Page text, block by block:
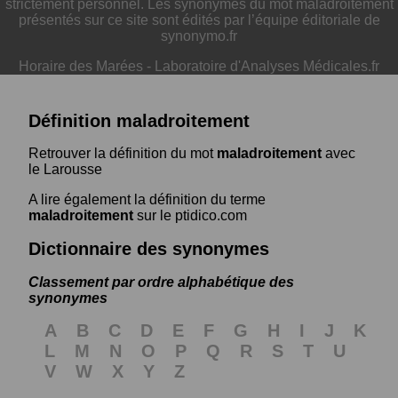
strictement personnel. Les synonymes du mot maladroitement
présentés sur ce site sont édités par l’équipe éditoriale de
synonymo.fr
Horaire des Marées - Laboratoire d'Analyses Médicales.fr
Définition maladroitement
Retrouver la définition du mot maladroitement avec
le Larousse
A lire également la définition du terme
maladroitement sur le ptidico.com
Dictionnaire des synonymes
Classement par ordre alphabétique des
synonymes
A B C D E F G H I J
K
L
M N O P Q R S T
U
V
W X Y
Z